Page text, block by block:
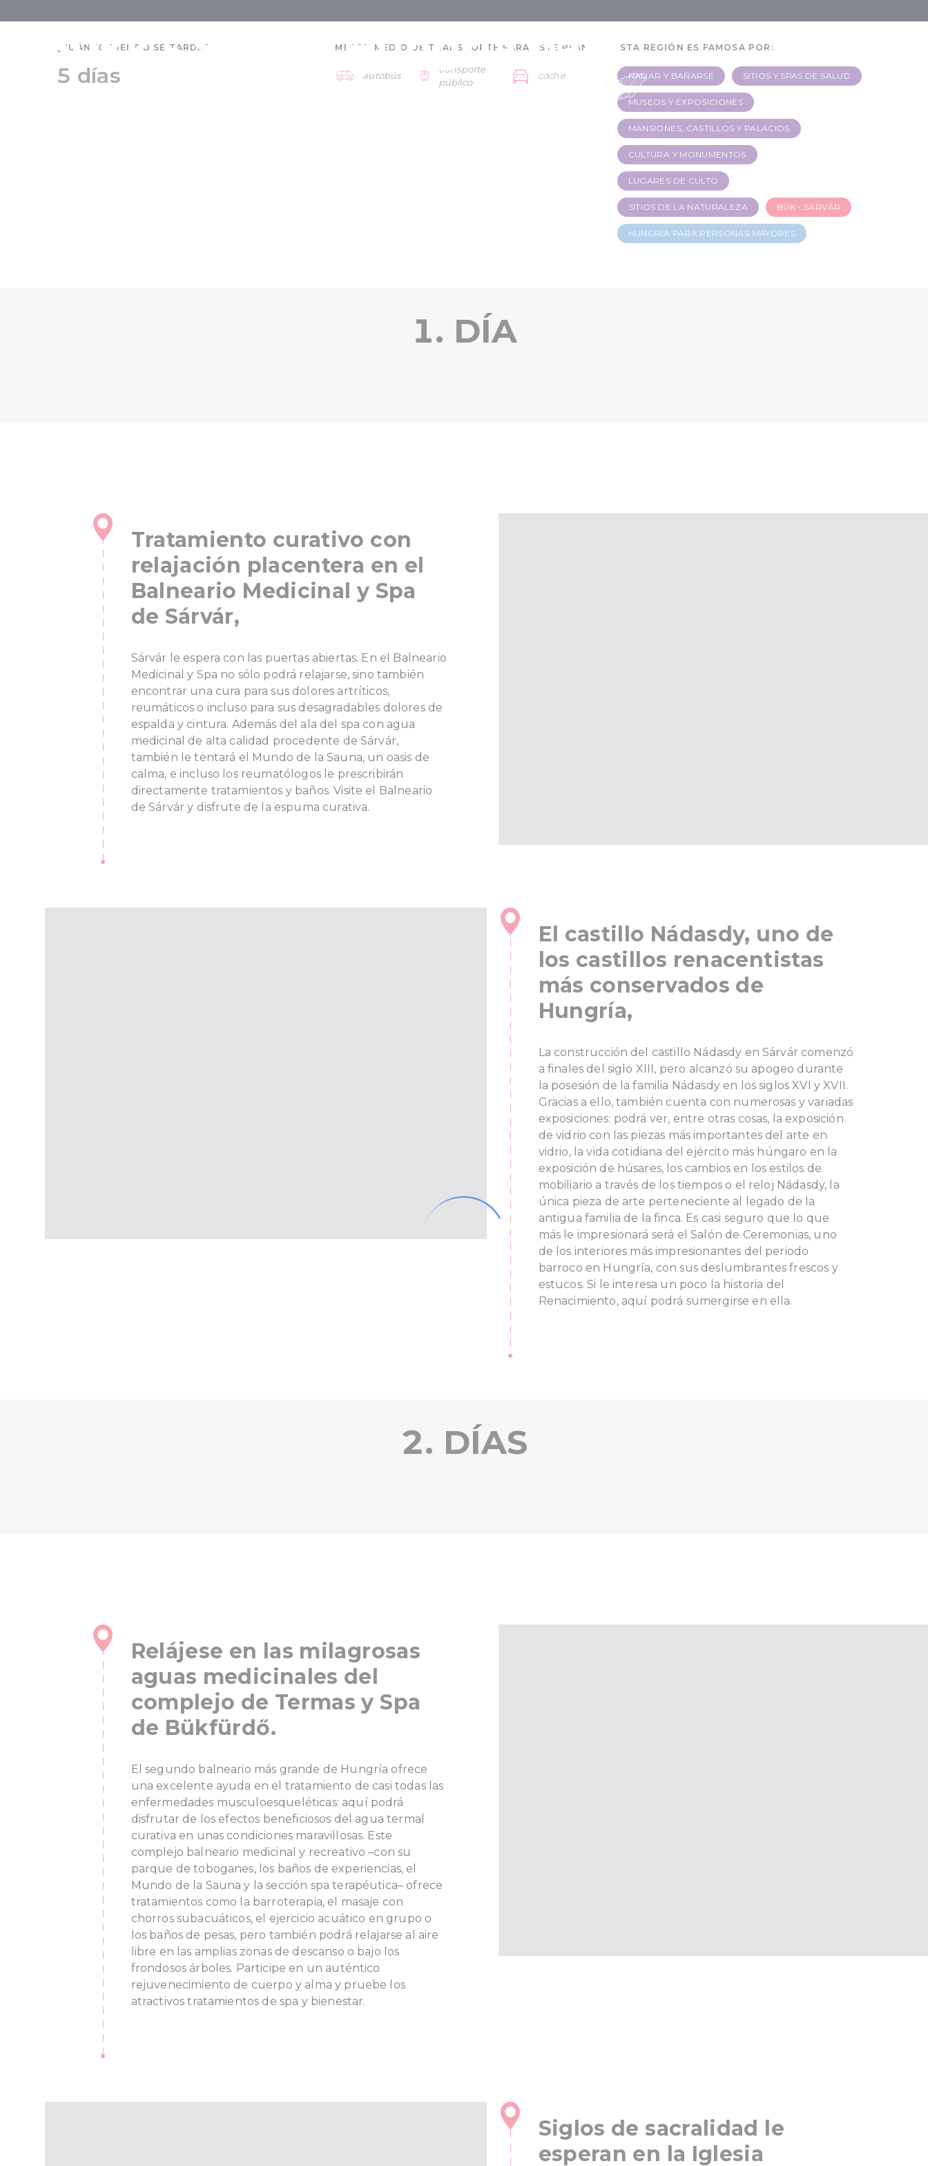
Bükk - Sárvár Hungría para
personas mayores - 5 días
El mirador de Írottkő
¿CUÁNTO TIEMPO SE TARDA?
5 días
MEJOR MEDIO DE TRANSPORTE PARA ESTE PLAN:
autobús
transporte
público
coche
ESTA REGIÓN ES FAMOSA POR:
NADAR Y BAÑARSE SITIOS Y SPAS DE SALUD
MUSEOS Y EXPOSICIONES
MANSIONES, CASTILLOS Y PALACIOS
CULTURA Y MONUMENTOS
LUGARES DE CULTO
SITIOS DE LA NATURALEZA BÜK - SÁRVÁR
HUNGRÍA PARA PERSONAS MAYORES
1. DÍA
Tratamiento curativo con
relajación placentera en el
Balneario Medicinal y Spa
de Sárvár,
Sárvár le espera con las puertas abiertas. En el Balneario
Medicinal y Spa no sólo podrá relajarse, sino también
encontrar una cura para sus dolores artríticos,
reumáticos o incluso para sus desagradables dolores de
espalda y cintura. Además del ala del spa con agua
medicinal de alta calidad procedente de Sárvár,
también le tentará el Mundo de la Sauna, un oasis de
calma, e incluso los reumatólogos le prescribirán
directamente tratamientos y baños. Visite el Balneario
de Sárvár y disfrute de la espuma curativa.
El castillo Nádasdy, uno de
los castillos renacentistas
más conservados de
Hungría,
La construcción del castillo Nádasdy en Sárvár comenzó
a finales del siglo XIII, pero alcanzó su apogeo durante
la posesión de la familia Nádasdy en los siglos XVI y XVII.
Gracias a ello, también cuenta con numerosas y variadas
exposiciones: podrá ver, entre otras cosas, la exposición
de vidrio con las piezas más importantes del arte en
vidrio, la vida cotidiana del ejército más húngaro en la
exposición de húsares, los cambios en los estilos de
mobiliario a través de los tiempos o el reloj Nádasdy, la
única pieza de arte perteneciente al legado de la
antigua familia de la finca. Es casi seguro que lo que
más le impresionará será el Salón de Ceremonias, uno
de los interiores más impresionantes del periodo
barroco en Hungría, con sus deslumbrantes frescos y
estucos. Si le interesa un poco la historia del
Renacimiento, aquí podrá sumergirse en ella.
2. DÍAS
Relájese en las milagrosas
aguas medicinales del
complejo de Termas y Spa
de Bükfürdő.
El segundo balneario más grande de Hungría ofrece
una excelente ayuda en el tratamiento de casi todas las
enfermedades musculoesqueléticas: aquí podrá
disfrutar de los efectos beneficiosos del agua termal
curativa en unas condiciones maravillosas. Este
complejo balneario medicinal y recreativo –con su
parque de toboganes, los baños de experiencias, el
Mundo de la Sauna y la sección spa terapéutica– ofrece
tratamientos como la barroterapia, el masaje con
chorros subacuáticos, el ejercicio acuático en grupo o
los baños de pesas, pero también podrá relajarse al aire
libre en las amplias zonas de descanso o bajo los
frondosos árboles. Participe en un auténtico
rejuvenecimiento de cuerpo y alma y pruebe los
atractivos tratamientos de spa y bienestar.
Siglos de sacralidad le
esperan en la Iglesia